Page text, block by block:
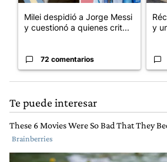
Milei despidió a Jorge Messi
y cuestionó a quienes crit...
72 comentarios
y